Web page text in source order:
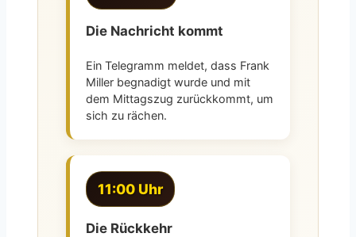
Die Nachricht kommt
Ein Telegramm meldet, dass Frank
Miller begnadigt wurde und mit
dem Mittagszug zurückkommt, um
sich zu rächen.
11:00 Uhr
Die Rückkehr